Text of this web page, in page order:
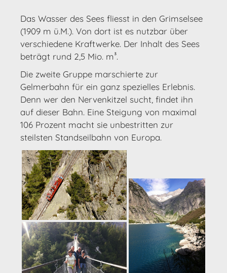
Das Wasser des Sees fliesst in den Grimselsee
(1909 m ü.M.). Von dort ist es nutzbar über
verschiedene Kraftwerke. Der Inhalt des Sees
beträgt rund 2,5 Mio. m³.
Die zweite Gruppe marschierte zur
Gelmerbahn für ein ganz spezielles Erlebnis.
Denn wer den Nervenkitzel sucht, findet ihn
auf dieser Bahn. Eine Steigung von maximal
106 Prozent macht sie unbestritten zur
steilsten Standseilbahn von Europa.